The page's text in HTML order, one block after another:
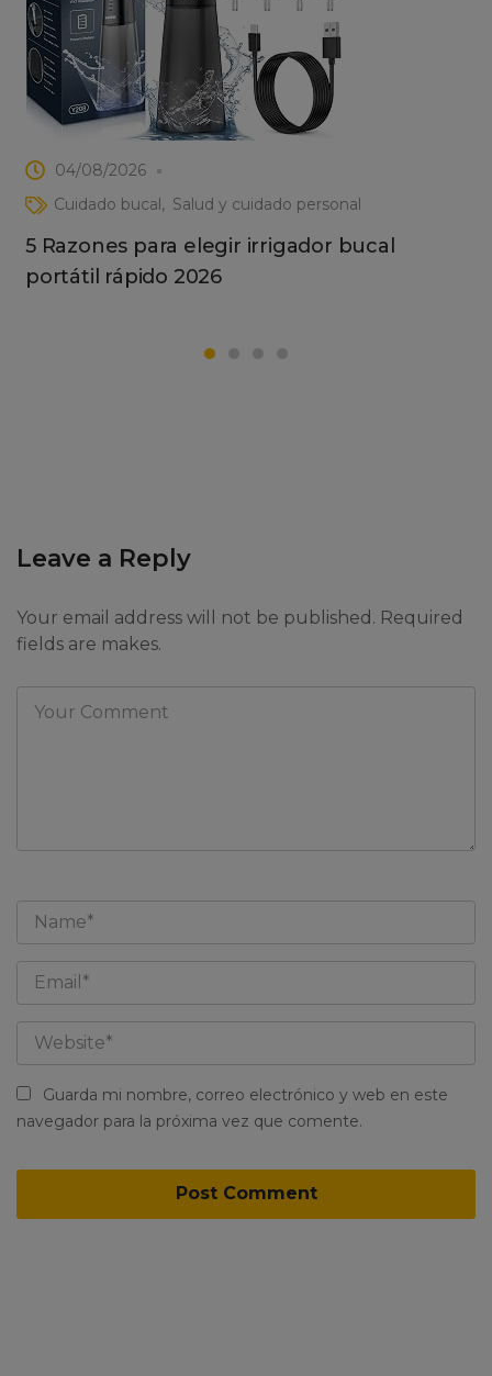
04/08/2026
Cuidado bucal
Salud y cuidado personal
5 Razones para elegir irrigador bucal
portátil rápido 2026
Leave a Reply
Your email address will not be published. Required
fields are makes.
Guarda mi nombre, correo electrónico y web en este
navegador para la próxima vez que comente.